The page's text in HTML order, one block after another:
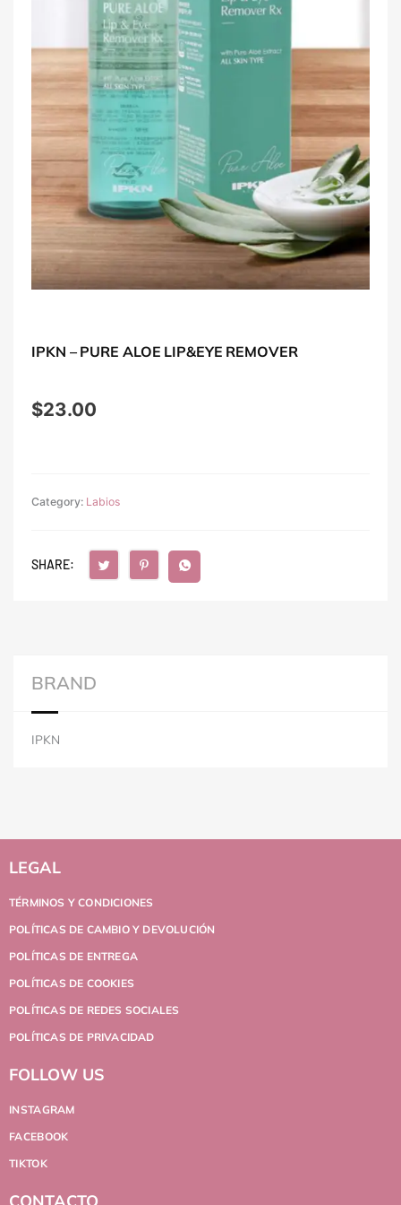
IPKN – PURE ALOE LIP&EYE REMOVER
$23.00
Category: Labios
SHARE:
BRAND
IPKN
LEGAL
TÉRMINOS Y CONDICIONES
POLÍTICAS DE CAMBIO Y DEVOLUCIÓN
POLÍTICAS DE ENTREGA
POLÍTICAS DE COOKIES
POLÍTICAS DE REDES SOCIALES
POLÍTICAS DE PRIVACIDAD
FOLLOW US
INSTAGRAM
FACEBOOK
TIKTOK
CONTACTO